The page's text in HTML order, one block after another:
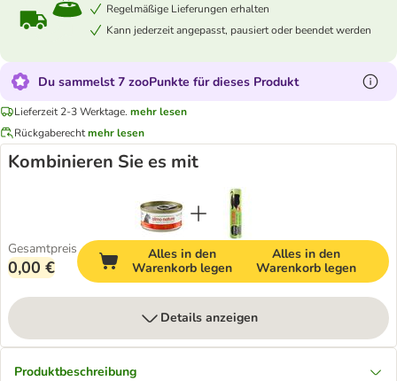
Regelmäßige Lieferungen erhalten
Kann jederzeit angepasst, pausiert oder beendet werden
Du sammelst 7 zooPunkte für dieses Produkt
Lieferzeit 2-3 Werktage. mehr lesen
Rückgaberechtmehr lesen
Kombinieren Sie es mit
Gesamtpreis
0,00 €
Alles in den
Warenkorb legen
Alles in den
Warenkorb legen
Details anzeigen
Produktbeschreibung